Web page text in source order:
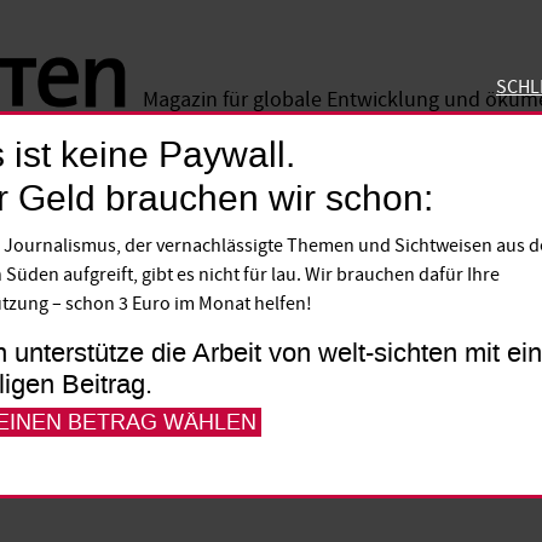
Magazin für globale Entwicklung und
in den UN-
der neutralen Schweiz zu den
möchte sie nun in zwei
Weltorganisation.
ist keine Paywall.
Geld brauchen wir schon:
Journalismus, der vernachlässigte Themen und Sichtweisen aus
Süden aufgreift, gibt es nicht für lau. Wir brauchen dafür Ihre
– schon 3 Euro im Monat helfen!
unterstütze die Arbeit von welt-sichten mit
Beitrag.
BETRAG WÄHLEN